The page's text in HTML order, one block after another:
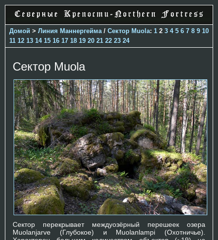
Домой > Линия Маннергейма / Сектор Muola: 1 2 3 4 5 6 7 8 9 10
11 12 13 14 15 16 17 18 19 20 21 22 23 24
Сектор Muola
Сектор перекрывает междуозёрный перешеек озера
Muolanjarve (Глубокое) и Muolanlampi (Охотничье).